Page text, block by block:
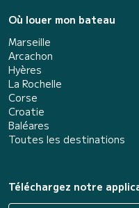
Où louer mon bateau
Marseille
Arcachon
Hyères
La Rochelle
Corse
Croatie
Baléares
Toutes les destinations
Téléchargez notre